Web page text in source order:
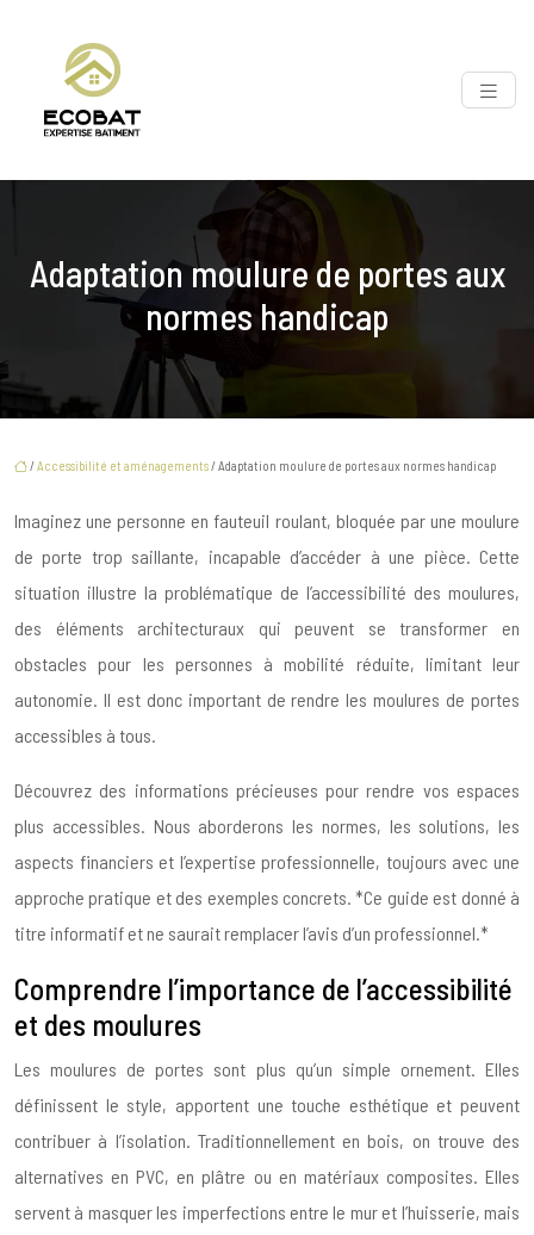
Adaptation moulure de portes aux
normes handicap
/Accessibilité et aménagements/ Adaptation moulure de portes aux normes handicap
Imaginez une personne en fauteuil roulant, bloquée par une moulure
de porte trop saillante, incapable d’accéder à une pièce. Cette
situation illustre la problématique de l’accessibilité des moulures,
des éléments architecturaux qui peuvent se transformer en
obstacles pour les personnes à mobilité réduite, limitant leur
autonomie. Il est donc important de rendre les moulures de portes
accessibles à tous.
Découvrez des informations précieuses pour rendre vos espaces
plus accessibles. Nous aborderons les normes, les solutions, les
aspects financiers et l’expertise professionnelle, toujours avec une
approche pratique et des exemples concrets. *Ce guide est donné à
titre informatif et ne saurait remplacer l’avis d’un professionnel.*
Comprendre l’importance de l’accessibilité
et des moulures
Les moulures de portes sont plus qu’un simple ornement. Elles
définissent le style, apportent une touche esthétique et peuvent
contribuer à l’isolation. Traditionnellement en bois, on trouve des
alternatives en PVC, en plâtre ou en matériaux composites. Elles
servent à masquer les imperfections entre le mur et l’huisserie, mais